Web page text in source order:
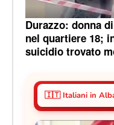
Durazzo: donna
nel quartiere 18;
suicidio trovato
🇮🇹 Italiani in